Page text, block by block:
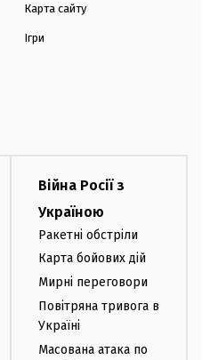
Карта сайту
Ігри
Війна Росії з
Україною
Ракетні обстріли
Карта бойових дій
Мирні переговори
Повітряна тривога в
Україні
Масована атака по